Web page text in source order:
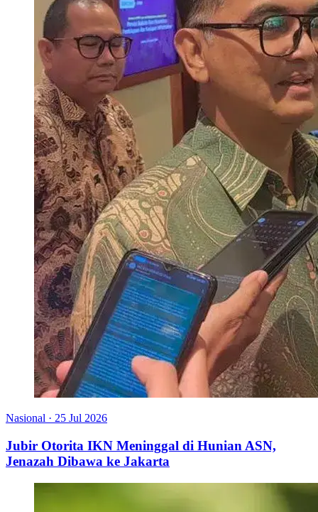
Nasional · 25 Jul 2026
Jubir Otorita IKN Meninggal di Hunian ASN,
Jenazah Dibawa ke Jakarta